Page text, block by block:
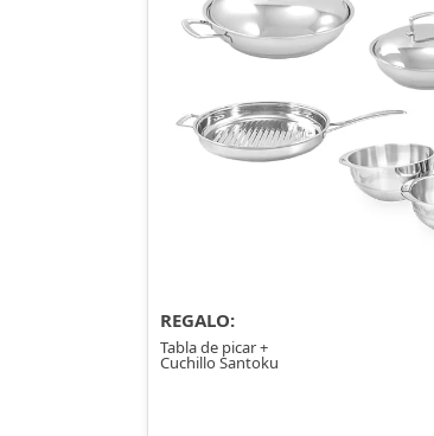
REGALO:
Tabla de picar +
Cuchillo Santoku